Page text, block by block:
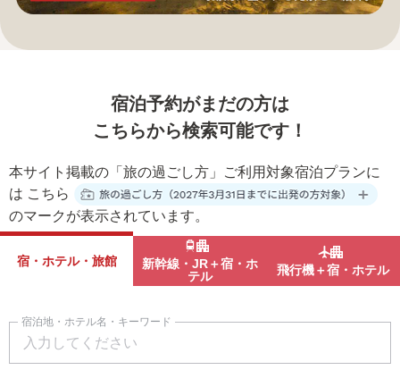
宿泊予約がまだの方は
こちらから検索可能です！
本サイト掲載の「旅の過ごし方」ご利用対象宿泊プランに
は こちら
のマークが表示されています。
宿・ホテル・旅館
新幹線・JR＋宿・ホ
テル
飛行機＋宿・ホテル
宿泊地・ホテル名・キーワード